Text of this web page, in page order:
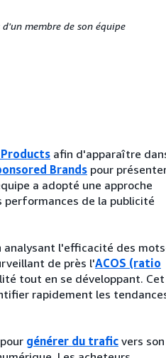
membre de son équipe
afin d'apparaître
Brands pour
a adopté une approche
de la publicité
analysant l'efficacité des
de près l'ACOS (ratio
tout en se développant. Cet
rapidement les
générer du trafic vers son